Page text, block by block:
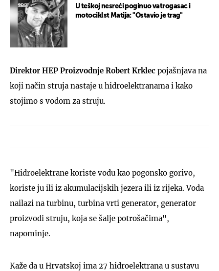
U teškoj nesreći poginuo vatrogasac i
motociklst Matija: "Ostavio je trag"
Direktor HEP Proizvodnje Robert Krklec pojašnjava na
koji način struja nastaje u hidroelektranama i kako
stojimo s vodom za struju.
"Hidroelektrane koriste vodu kao pogonsko gorivo,
koriste ju ili iz akumulacijskih jezera ili iz rijeka. Voda
nailazi na turbinu, turbina vrti generator, generator
proizvodi struju, koja se šalje potrošačima",
napominje.
Kaže da u Hrvatskoj ima 27 hidroelektrana u sustavu